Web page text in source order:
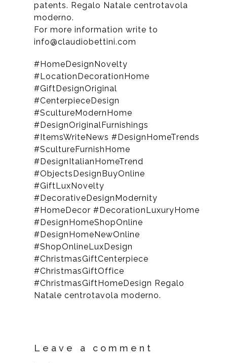
patents. Regalo Natale centrotavola
moderno.
For more information write to
info@claudiobettini.com
#HomeDesignNovelty
#LocationDecorationHome
#GiftDesignOriginal
#CenterpieceDesign
#ScultureModernHome
#DesignOriginalFurnishings
#ItemsWriteNews #DesignHomeTrends
#ScultureFurnishHome
#DesignItalianHomeTrend
#ObjectsDesignBuyOnline
#GiftLuxNovelty
#DecorativeDesignModernity
#HomeDecor #DecorationLuxuryHome
#DesignHomeShopOnline
#DesignHomeNewOnline
#ShopOnlineLuxDesign
#ChristmasGiftCenterpiece
#ChristmasGiftOffice
#ChristmasGiftHomeDesign Regalo
Natale centrotavola moderno.
Leave a comment